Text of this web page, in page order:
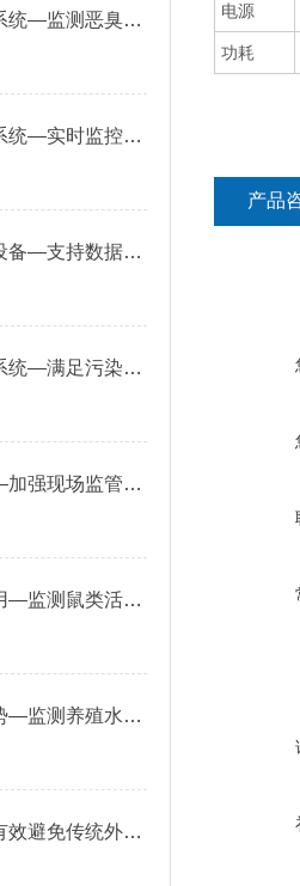
恶臭环境气体监测系统—监测恶臭气体浓度，及时发现污染源保障居民生活环境
恶臭气体在线监测系统—实时监控恶臭气体排放，确保企业符合环保法规要求
恶臭空气在线监测设备—支持数据远程传输与处理，方便远程查看和管理
化工园区臭味监测系统—满足污染源排口、企业厂界、居民区等多场景需求
恶臭在线监测系统—加强现场监管并督促企业整改，有效降低环境污染事件概率
鼠害监测设备的作用—监测鼠类活动、预警鼠害风险，为科学防控提供数据支撑
立杆水质监测站优势—监测养殖水体参数帮助养殖户预防疾病发生
鸽子性别测定仪—有效避免传统外观判断方法因外部特征差异而导致的错误判断
电源
功耗
产品